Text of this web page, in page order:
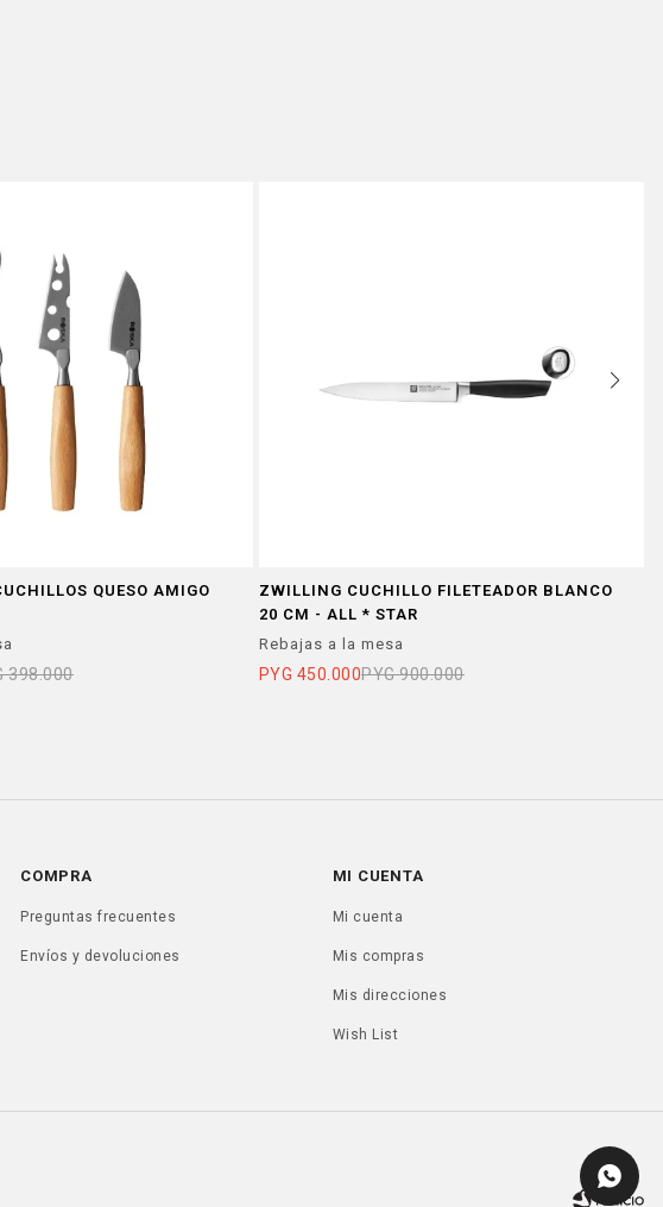
QUESO AMIGO
398.000
ZWILLING CUCHILLO FILETEADOR BLANCO
20 CM - ALL * STAR
Rebajas a la mesa
PYG 450.000PYG 900.000
COMPRA
Preguntas frecuentes
Envíos y devoluciones
MI CUENTA
Mi cuenta
Mis compras
Mis direcciones
Wish List